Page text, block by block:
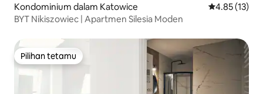
Kondominium dalam Katowice Penarafan
4.85 (13)
BYT Nikiszowiec | Apartmen Silesia Moden
Pilihan tetamu
Pilihan tetamu